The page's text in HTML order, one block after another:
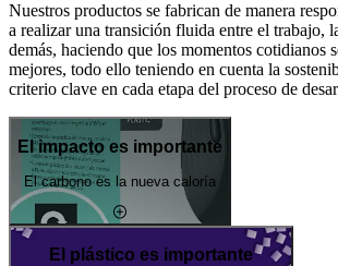
Nuestros productos se fabrican de manera
a realizar una transición fluida entre el trabajo,
demás, haciendo que los momentos cotidianos
mejores, todo ello teniendo en cuenta la
criterio clave en cada etapa del proceso de
El impacto es importante
El carbono es la nueva caloría
El plástico es importante